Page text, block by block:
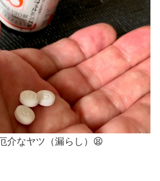
介なヤツ（漏らし）😫